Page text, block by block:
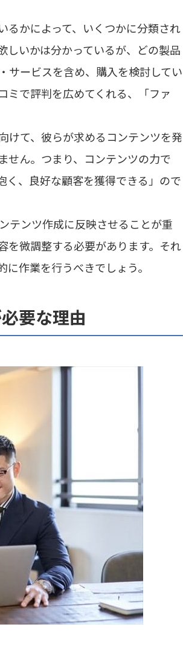
るかによって、いくつかに分類され
しいかは分かっているが、どの製品
サービスを含め、購入を検討してい
ミで評判を広めてくれる、「ファ
けて、彼らが求めるコンテンツを発
せん。つまり、コンテンツの力で
く、良好な顧客を獲得できる」ので
テンツ作成に反映させることが重
を微調整する必要があります。それ
作業を行うべきでしょう。
要な理由